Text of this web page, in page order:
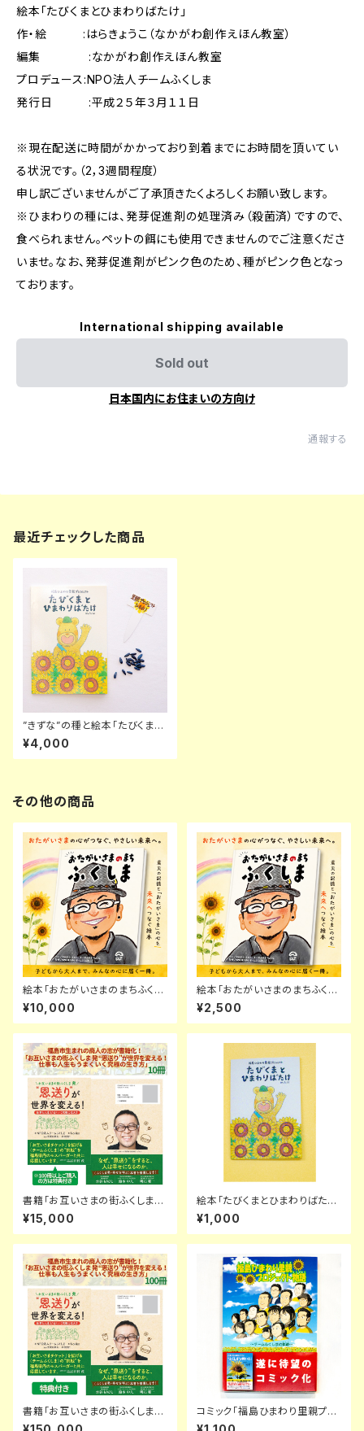
絵本「たびくまとひまわりばたけ」
作・絵 :はらきょうこ（なかがわ創作えほん教室）
編集 :なかがわ創作えほん教室
プロデュース:NPO法人チームふくしま
発行日 :平成２５年３月１１日
※現在配送に時間がかかっており到着までにお時間を頂いてい
る状況です。（2，3週間程度）
申し訳ございませんがご了承頂きたくよろしくお願い致します。
※ひまわりの種には、発芽促進剤の処理済み（殺菌済）ですので、
食べられません。ペットの餌にも使用できませんのでご注意くださ
いませ。なお、発芽促進剤がピンク色のため、種がピンク色となっ
ております。
International shipping available
Sold out
日本国内にお住まいの方向け
通報する
最近チェックした商品
”きずな”の種と絵本「たびくまと
ひまわりばたけ」セット
¥4,000
その他の商品
絵本「おたがいさまのまちふくし
ま」 特別キャンペーン
¥10,000
絵本「おたがいさまのまちふくし
ま」
¥2,500
書籍「お互いさまの街ふくしま
発 “恩送り”が世界を変える！ 仕
事も人生もうまくいく究極の生き
方」 10冊
¥15,000
絵本「たびくまとひまわりばた
け」
¥1,000
書籍「お互いさまの街ふくしま
発 “恩送り”が世界を変える！ 仕
コミック「福島ひまわり里親プロ
ジェクト物語～チームふくしまの